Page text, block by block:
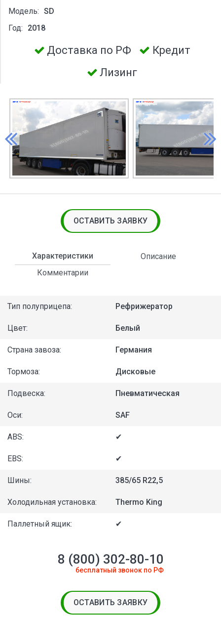
Модель: SD
Год:
2018
Доставка по РФ
Кредит
Лизинг
Характеристики
Описание
Комментарии
ОСТАВИТЬ ЗАЯВКУ
Тип полуприцепа: Рефрижератор
Цвет: Белый
Страна завоза: Германия
Тормоза: Дисковые
Подвеска: Пневматическая
Оси: SAF
ABS: ✔
EBS: ✔
Шины: 385/65 R22,5
Холодильная установка: Thermo King
Паллетный ящик: ✔
8 (800) 302-80-10
бесплатный звонок по РФ
ОСТАВИТЬ ЗАЯВКУ